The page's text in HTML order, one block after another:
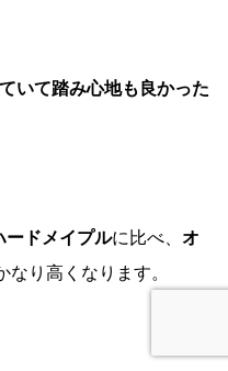
いて踏み心地も良かった
ドメイプルに比べ、 オ
なり高くなります。